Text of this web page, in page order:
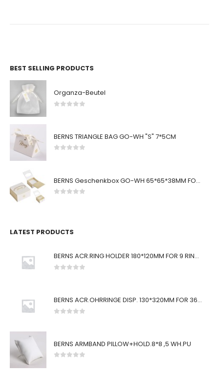
BEST SELLING PRODUCTS
Organza-Beutel
BERNS TRIANGLE BAG GO-WH "S" 7*5CM
BERNS Geschenkbox GO-WH 65*65*38MM FOR SMALL SETS
LATEST PRODUCTS
BERNS ACR.RING HOLDER 180*120MM FOR 9 RINGS
BERNS ACR.OHRRINGE DISP. 130*320MM FOR 36 PAIRS
BERNS ARMBAND PILLOW+HOLD.8*8 ,5 WH.PU